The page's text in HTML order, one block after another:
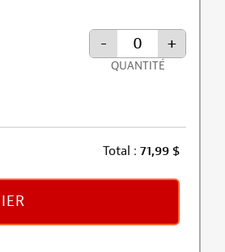
- +
QUANTITÉ
Total : 71,99 $